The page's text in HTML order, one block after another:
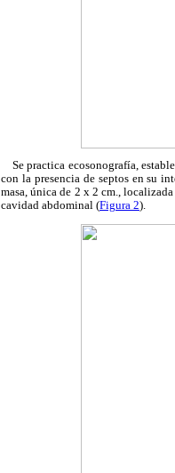
Se practica ecosonografía,
con la presencia de septos en su
masa, única de 2 x 2 cm.,
cavidad abdominal (Figura 2).